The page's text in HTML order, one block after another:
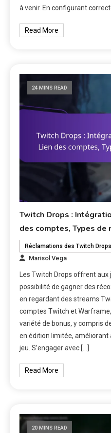
à venir. En configurant
Read More
24 MINS READ
Twitch Drops :
des comptes, Types de
Réclamations des Twitch Drops
Marisol Vega
Les Twitch Drops offrent
possibilité de gagner des
en regardant des streams
comptes Twitch et
variété de bonus, y compris
en édition limitée, améliorant
jeu. S’engager avec […]
Read More
20 MINS READ